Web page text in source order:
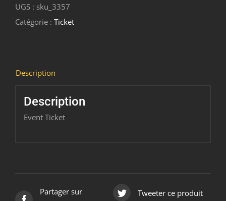
Zythologie
-
2024/03/19
(Copy)
UGS : sku_3357
Catégorie : Ticket
Description
Description
Event Ticket
Partager sur
Tweeter ce produit